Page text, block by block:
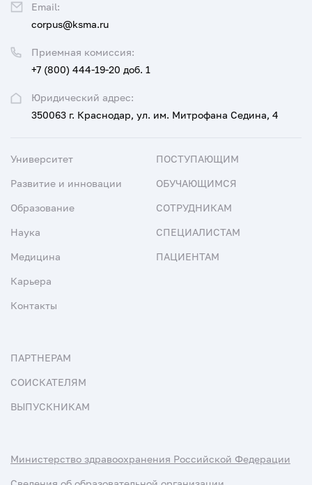
Юридический адрес:
350063 г. Краснодар, ул. им. Митрофана Седина, 4
Приемная комиссия:
+7 (800) 444-19-20 доб. 1
Email:
corpus@ksma.ru
Университет
Развитие и инновации
Образование
Наука
Медицина
Карьера
Контакты
ПОСТУПАЮЩИМ
ОБУЧАЮЩИМСЯ
СОТРУДНИКАМ
СПЕЦИАЛИСТАМ
ПАЦИЕНТАМ
ПАРТНЕРАМ
СОИСКАТЕЛЯМ
ВЫПУСКНИКАМ
Министерство здравоохранения Российской Федерации